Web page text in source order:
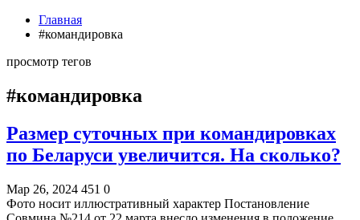
Главная
#командировка
просмотр тегов
#командировка
Размер суточных при командировках
по Беларуси увеличится. На сколько?
Мар 26, 2024 451 0
Фото носит иллюстративный характер Постановление